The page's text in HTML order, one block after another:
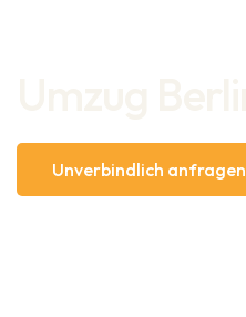
Unverbindlich anfragen